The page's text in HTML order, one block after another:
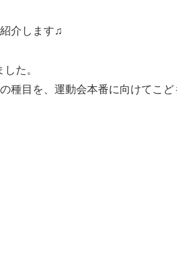
介します♫
た。
種目を、運動会本番に向けてこ